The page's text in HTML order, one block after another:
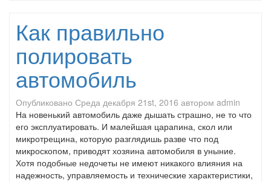
Как правильно
полировать
автомобиль
Опубликовано Среда декабря 21st, 2016 автором admin
На новенький автомобиль даже дышать страшно, не то что
его эксплуатировать. И малейшая царапина, скол или
микротрещина, которую разглядишь разве что под
микроскопом, приводят хозяина автомобиля в уныние.
Хотя подобные недочеты не имеют никакого влияния на
надежность, управляемость и технические характеристики,